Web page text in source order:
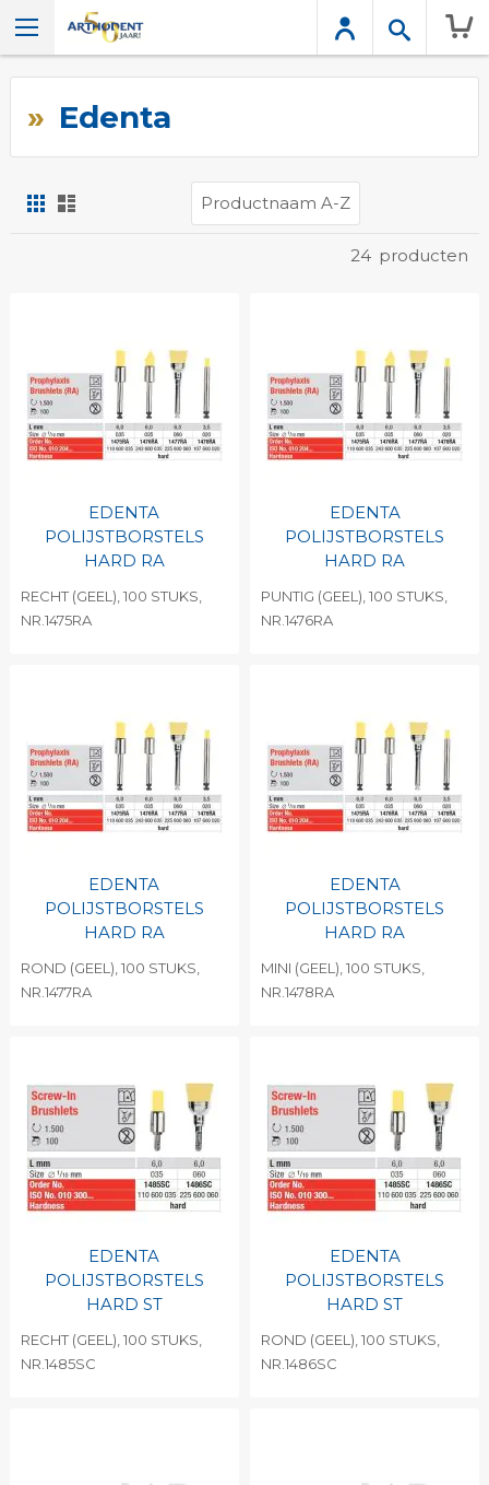
Edenta
Foto-
tabel
24 producten
EDENTA
POLIJSTBORSTELS
HARD RA
RECHT (GEEL), 100 STUKS,
NR.1475RA
EDENTA
POLIJSTBORSTELS
HARD RA
PUNTIG (GEEL), 100 STUKS,
NR.1476RA
EDENTA
POLIJSTBORSTELS
HARD RA
ROND (GEEL), 100 STUKS,
NR.1477RA
EDENTA
POLIJSTBORSTELS
HARD RA
MINI (GEEL), 100 STUKS,
NR.1478RA
EDENTA
POLIJSTBORSTELS
HARD ST
RECHT (GEEL), 100 STUKS,
NR.1485SC
EDENTA
POLIJSTBORSTELS
HARD ST
ROND (GEEL), 100 STUKS,
NR.1486SC